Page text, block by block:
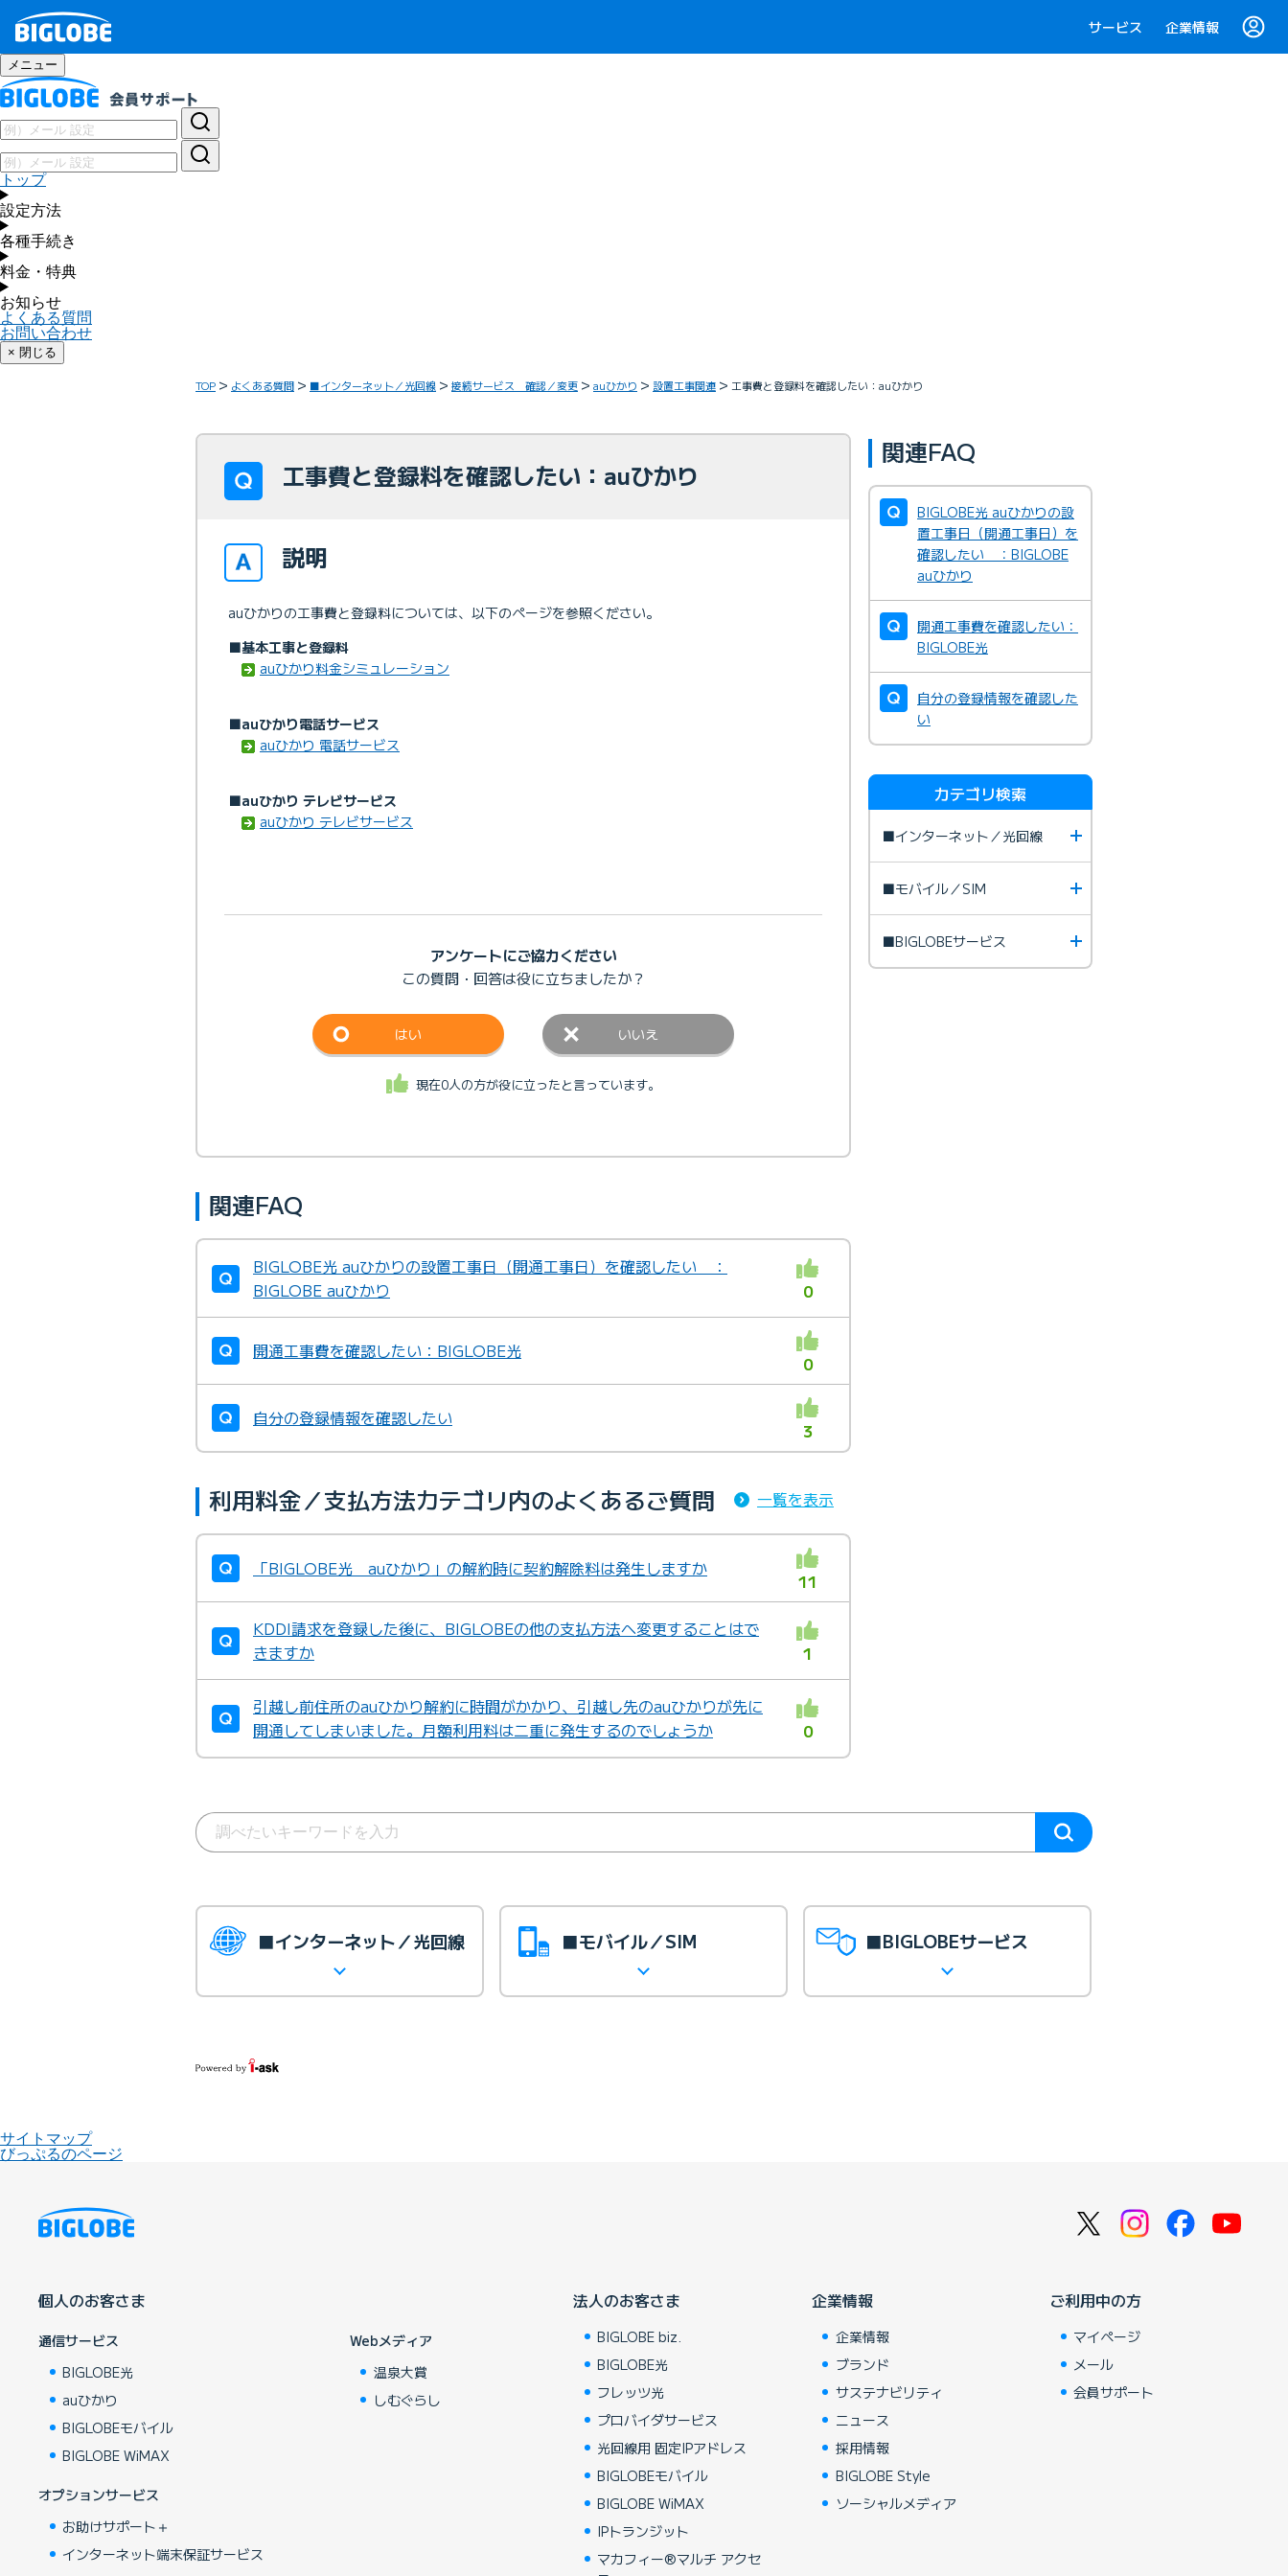
サービス 企業情報
メニュー
トップ
設定方法
各種手続き
料金・特典
お知らせ
よくある質問
お問い合わせ
× 閉じる
TOP よくある質問 ■インターネット／光回線 接続サービス 確認／変更 auひかり 設置工事関連 工事費と登録料を確認したい：auひかり
工事費と登録料を確認したい：auひかり
説明
auひかりの工事費と登録料については、以下のページを参照ください。
■基本工事と登録料
auひかり料金シミュレーション
■auひかり電話サービス
auひかり 電話サービス
■auひかり テレビサービス
auひかり テレビサービス
アンケートにご協力ください
この質問・回答は役に立ちましたか？
はい いいえ
現在0人の方が役に立ったと言っています。
関連FAQ
BIGLOBE光 auひかりの設置工事日（開通工事日）を確認したい ：
BIGLOBE auひかり
0
開通工事費を確認したい：BIGLOBE光
0
自分の登録情報を確認したい
3
利用料金／支払方法カテゴリ内のよくあるご質問 一覧を表示
「BIGLOBE光 auひかり」の解約時に契約解除料は発生しますか
11
KDDI請求を登録した後に、BIGLOBEの他の支払方法へ変更することはで
きますか
1
引越し前住所のauひかり解約に時間がかかり、引越し先のauひかりが先に
開通してしまいました。月額利用料は二重に発生するのでしょうか
0
関連FAQ
BIGLOBE光 auひかりの設
置工事日（開通工事日）を
確認したい ：BIGLOBE
auひかり
開通工事費を確認したい：
BIGLOBE光
自分の登録情報を確認した
い
カテゴリ検索
■インターネット／光回線
■モバイル／SIM
■BIGLOBEサービス
■インターネット／光回線 ■モバイル／SIM ■BIGLOBEサービス
サイトマップ
びっぷるのページ
個人のお客さま
通信サービス
BIGLOBE光
auひかり
BIGLOBEモバイル
BIGLOBE WiMAX
オプションサービス
お助けサポート＋
インターネット端末保証サービス
Webメディア
温泉大賞
しむぐらし
法人のお客さま
BIGLOBE biz.
BIGLOBE光
フレッツ光
プロバイダサービス
光回線用 固定IPアドレス
BIGLOBEモバイル
BIGLOBE WiMAX
IPトランジット
マカフィー®マルチ アクセ
企業情報
企業情報
ブランド
サステナビリティ
ニュース
採用情報
BIGLOBE Style
ソーシャルメディア
ご利用中の方
マイページ
メール
会員サポート